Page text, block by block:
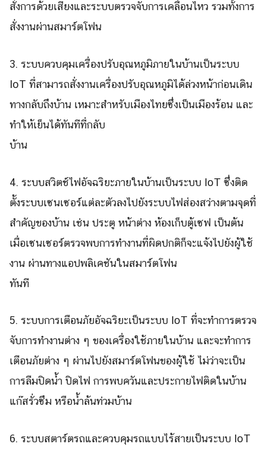
Search
for:
สั่งการด้วยเสียงและระบบตรวจจับการเคลื่อนไหว รวมทั้งการ
สั่งงานผ่านสมาร์ตโฟน
3. ระบบควบคุมเครื่องปรับอุณหภูมิภายในบ้านเป็นระบบ
IoT ที่สามารถสั่งงานเครื่องปรับอุณหภูมิได้ล่วงหน้าก่อนเดิน
ทางกลับถึงบ้าน เหมาะสำหรับเมืองไทยซึ่งเป็นเมืองร้อน และ
ทำให้เย็นได้ทันทีที่กลับ
บ้า
4. ระบบสวิตช์ไฟอัจฉริยะภายในบ้านเป็นระบบ IoT ซึ่งติด
ตั้งระบบเซนเซอร์แต่ละตัวลงไปยังระบบไฟส่องสว่างตามจุดที่
สำคัญของบ้าน เช่น ประตู หน้าต่าง ห้องเก็บตู้เซฟ เป็นต้น
เมื่อเซนเซอร์ตรวจพบการทำงานที่ผิดปกติก็จะแจ้งไปยังผู้ใช้
งาน ผ่านทางแอปพลิเคชันในสมาร์ตโฟน
ทันที
5. ระบบการเตือนภัยอัจฉริยะเป็นระบบ IoT ที่จะทำการตรวจ
จับการทำงานต่าง ๆ ของเครื่องใช้ภายในบ้าน และจะทำการ
เตือนภัยต่าง ๆ ผ่านไปยังสมาร์ตโฟนของผู้ใช้ ไม่ว่าจะเป็น
การลืมปิดน้ำ ปิดไฟ การพบควันและประกายไฟติดในบ้าน
แก๊สรั่วซึม หรือน้ำล้นท่วมบ้าน
6. ระบบสตาร์ตรถและควบคุมรถแบบไร้สายเป็นระบบ IoT